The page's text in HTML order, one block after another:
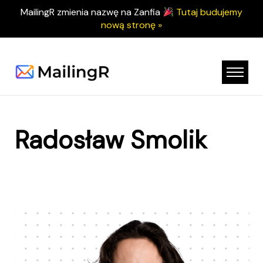
MailingR zmienia nazwę na Zanfia
Tutaj budujemy
nową stronę »
Radosław Smolik